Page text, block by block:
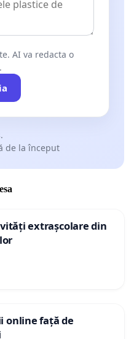
AI va redacta o
de la început
extrașcolare din
online față de